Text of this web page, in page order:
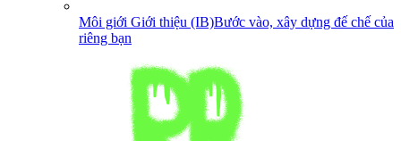
Môi giới Giới thiệu (IB)Bước vào, xây dựng đế chế của
riêng bạn